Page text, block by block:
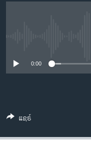
ເອເຊຍ
ຊຸມຊົນຊາວລາວ
ວິທະຍາສາດ-ເທັກໂນໂລຈີ
0:00
ແຊຣ໌